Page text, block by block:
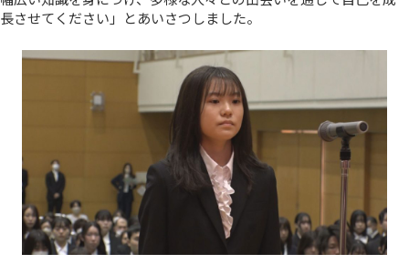
長させてください」とあいさつしました。